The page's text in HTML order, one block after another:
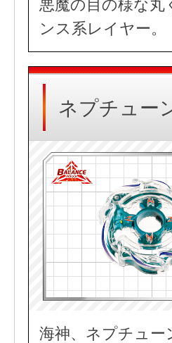
悪魔の目の様な
ンス系レイヤー。
ネプチュー
海神、ネプチュ